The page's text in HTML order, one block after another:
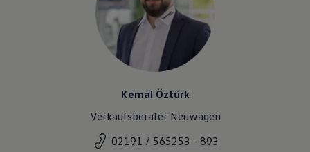
Kemal Öztürk
Verkaufsberater Neuwagen
02191 / 565253 - 893